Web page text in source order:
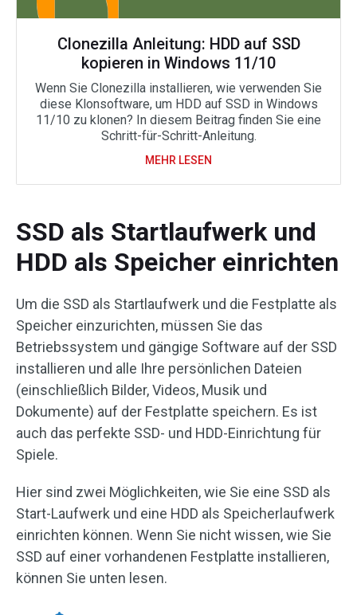
Clonezilla Anleitung: HDD auf SSD
kopieren in Windows 11/10
Wenn Sie Clonezilla installieren, wie verwenden Sie
diese Klonsoftware, um HDD auf SSD in Windows
11/10 zu klonen? In diesem Beitrag finden Sie eine
Schritt-für-Schritt-Anleitung.
MEHR LESEN
SSD als Startlaufwerk und
HDD als Speicher einrichten
Um die SSD als Startlaufwerk und die Festplatte als
Speicher einzurichten, müssen Sie das
Betriebssystem und gängige Software auf der SSD
installieren und alle Ihre persönlichen Dateien
(einschließlich Bilder, Videos, Musik und
Dokumente) auf der Festplatte speichern. Es ist
auch das perfekte SSD- und HDD-Einrichtung für
Spiele.
Hier sind zwei Möglichkeiten, wie Sie eine SSD als
Start-Laufwerk und eine HDD als Speicherlaufwerk
einrichten können. Wenn Sie nicht wissen, wie Sie
SSD auf einer vorhandenen Festplatte installieren,
können Sie unten lesen.